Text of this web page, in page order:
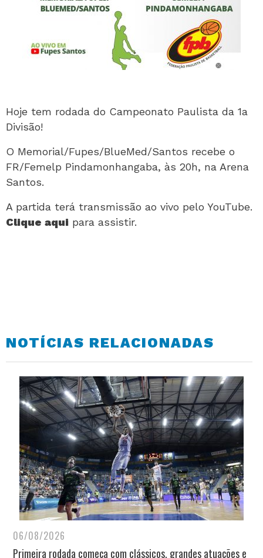
Hoje tem rodada do Campeonato Paulista da 1a
Divisão!
O Memorial/Fupes/BlueMed/Santos recebe o
FR/Femelp Pindamonhangaba, às 20h, na Arena
Santos.
A partida terá transmissão ao vivo pelo YouTube.
Clique aqui para assistir.
NOTÍCIAS RELACIONADAS
06/08/2026
Primeira rodada começa com clássicos, grandes atuações e